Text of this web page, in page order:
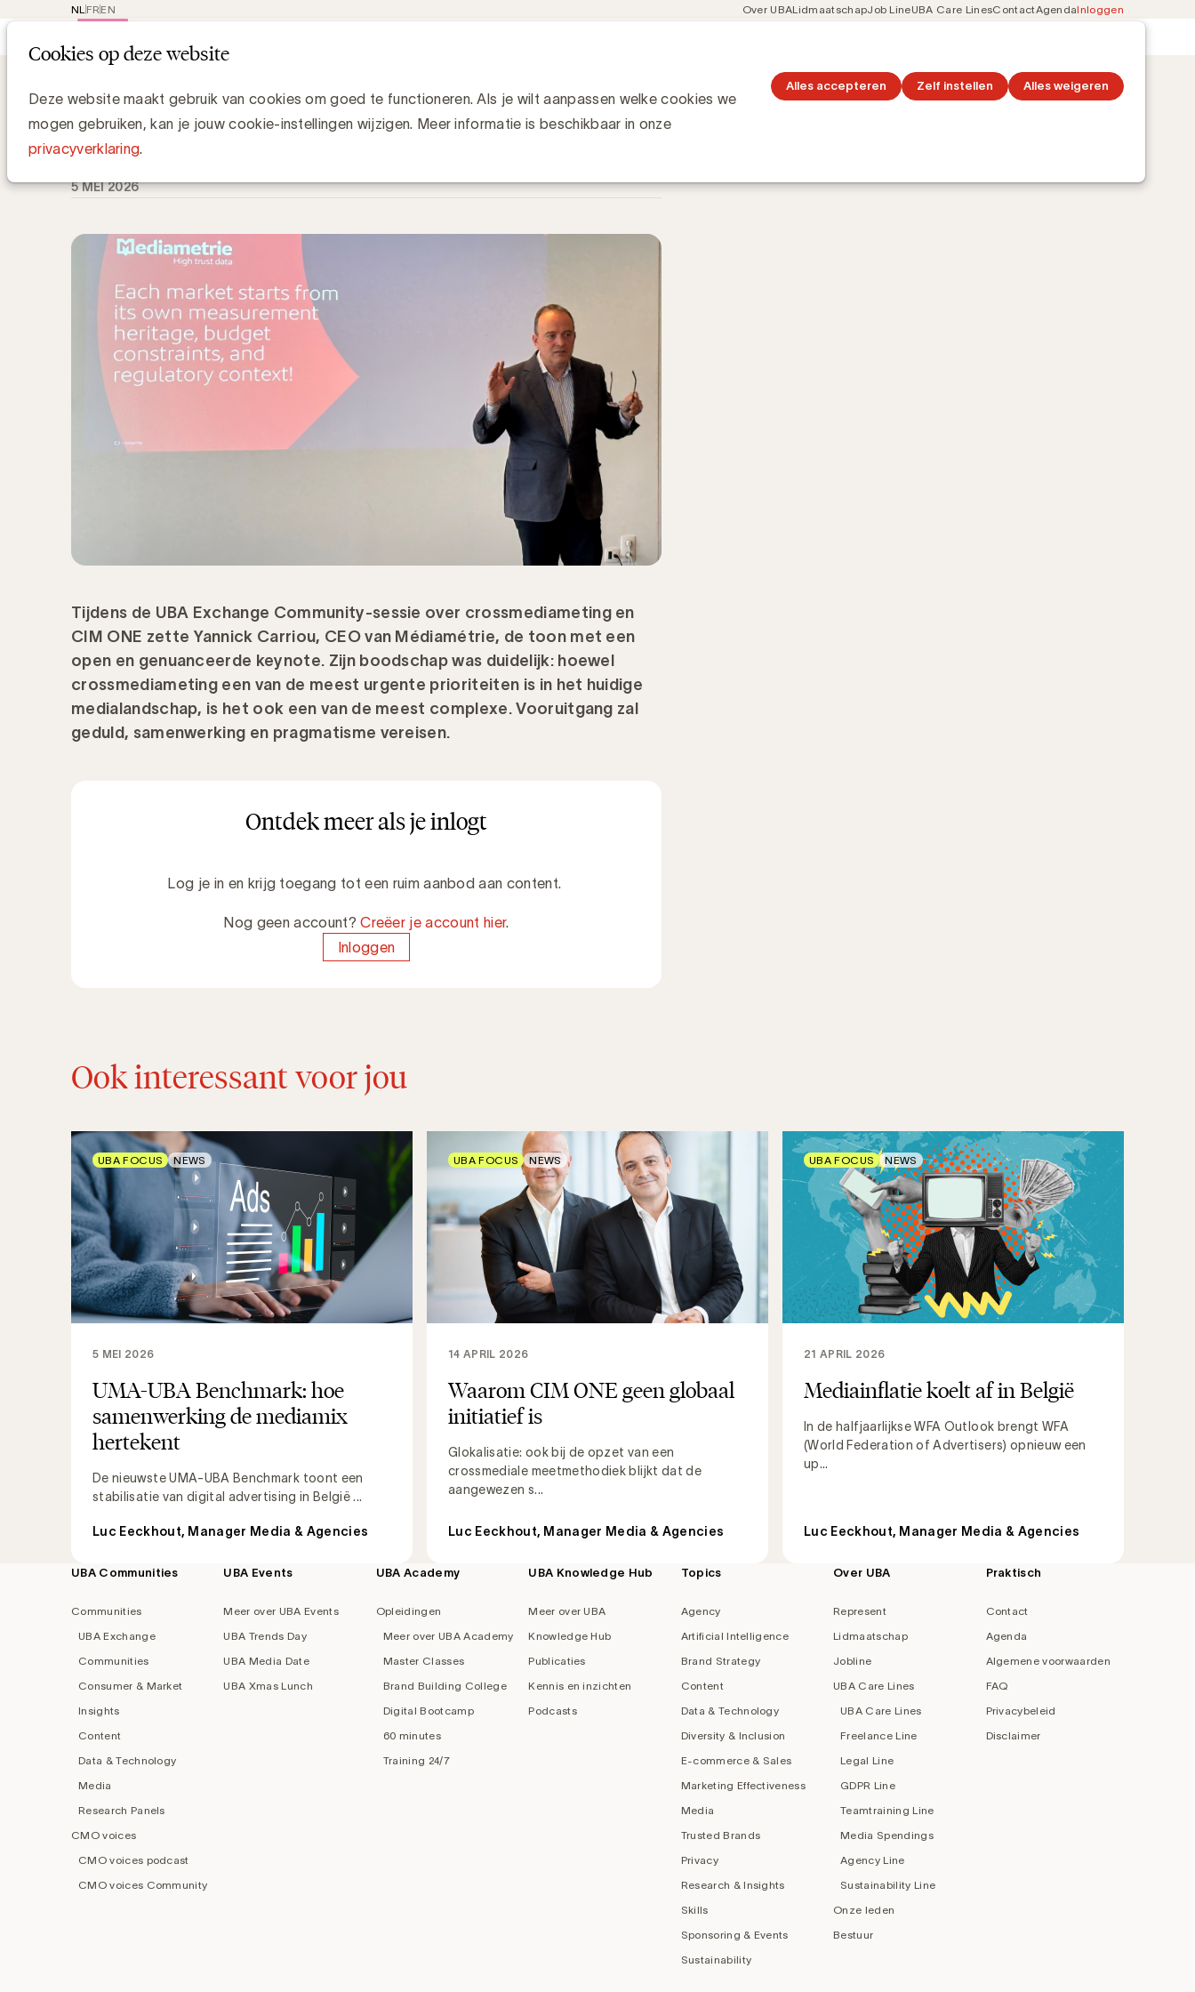
Cookies op deze website
Deze website maakt gebruik van cookies om goed te functioneren. Als je wilt aanpassen welke cookies we
mogen gebruiken, kan je jouw cookie-instellingen wijzigen. Meer informatie is beschikbaar in onze
privacyverklaring.
Alles accepteren Zelf instellen Alles weigeren
EN
FR
NL
Meta
Over UBALidmaatschapJob LineUBA Care LinesContactAgendaInloggen
Waarom blijft echte crossmediameting een uitdaging?
Luc Eeckhout, Manager Media & Agencies
5 MEI 2026
Tijdens de UBA Exchange Community-sessie over crossmediameting en
CIM ONE zette Yannick Carriou, CEO van Médiamétrie, de toon met een
open en genuanceerde keynote. Zijn boodschap was duidelijk: hoewel
crossmediameting een van de meest urgente prioriteiten is in het huidige
medialandschap, is het ook een van de meest complexe. Vooruitgang zal
geduld, samenwerking en pragmatisme vereisen.
Ontdek meer als je inlogt
Log je in en krijg toegang tot een ruim aanbod aan content.
Nog geen account?Creëer je account hier.
Inloggen
Ook interessant voor jou
UMA-UBA Benchmark: hoe
samenwerking de mediamix
hertekent
De nieuwste UMA-UBA Benchmark toont een
stabilisatie van digital advertising in België ...
5 MEI 2026
Luc Eeckhout, Manager Media & Agencies
UBA FOCUS NEWS
Waarom CIM ONE geen globaal
initiatief is
Glokalisatie: ook bij de opzet van een
crossmediale meetmethodiek blijkt dat de
aangewezen s...
14 APRIL 2026
Luc Eeckhout, Manager Media & Agencies
UBA FOCUS NEWS
Mediainflatie koelt af in België
In de halfjaarlijkse WFA Outlook brengt WFA
(World Federation of Advertisers) opnieuw een
up...
21 APRIL 2026
Luc Eeckhout, Manager Media & Agencies
UBA FOCUS NEWS
Footer
UBA Communities
Communities
UBA Exchange
Communities
Consumer & Market
Insights
Content
Data & Technology
Media
Research Panels
CMO voices
CMO voices podcast
CMO voices Community
UBA Events
Meer over UBA Events
UBA Trends Day
UBA Media Date
UBA Xmas Lunch
UBA Academy
Opleidingen
Meer over UBA Academy
Master Classes
Brand Building College
Digital Bootcamp
60 minutes
Training 24/7
UBA Knowledge Hub
Meer over UBA
Knowledge Hub
Publicaties
Kennis en inzichten
Podcasts
Topics
Agency
Artificial Intelligence
Brand Strategy
Content
Data & Technology
Diversity & Inclusion
E-commerce & Sales
Marketing Effectiveness
Media
Trusted Brands
Privacy
Research & Insights
Skills
Sponsoring & Events
Sustainability
Over UBA
Represent
Lidmaatschap
Jobline
UBA Care Lines
UBA Care Lines
Freelance Line
Legal Line
GDPR Line
Teamtraining Line
Media Spendings
Agency Line
Sustainability Line
Onze leden
Bestuur
Praktisch
Contact
Agenda
Algemene voorwaarden
FAQ
Privacybeleid
Disclaimer